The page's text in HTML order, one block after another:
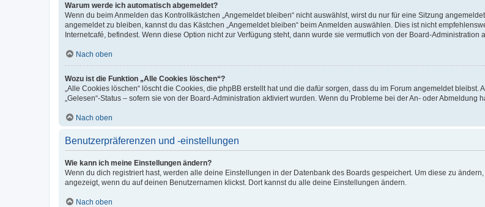
Warum werde ich automatisch abgemeldet?
Wenn du beim Anmelden das Kontrollkästchen „Angemeldet bleiben“ nicht auswählst, wirst du nur für eine Sitzung
angemeldet zu bleiben, kannst du das Kästchen „Angemeldet bleiben“ beim Anmelden auswählen. Dies ist nicht
Internetcafé, befindest. Wenn diese Option nicht zur Verfügung steht, dann wurde sie vermutlich von der Board-Administration
Nach oben
Wozu ist die Funktion „Alle Cookies löschen“?
„Alle Cookies löschen“ löscht die Cookies, die phpBB erstellt hat und die dafür sorgen, dass du im Forum angemeldet
„Gelesen“-Status – sofern sie von der Board-Administration aktiviert wurden. Wenn du Probleme bei der An- oder Abmeldung
Nach oben
Benutzerpräferenzen und -einstellungen
Wie kann ich meine Einstellungen ändern?
Wenn du dich registriert hast, werden alle deine Einstellungen in der Datenbank des Boards gespeichert. Um diese zu
angezeigt, wenn du auf deinen Benutzernamen klickst. Dort kannst du alle deine Einstellungen ändern.
Nach oben